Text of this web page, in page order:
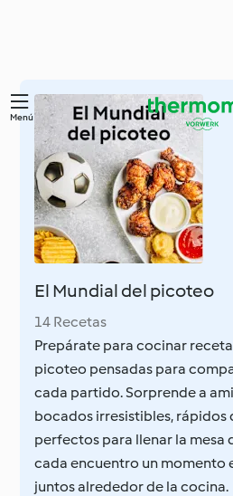
contenido
principal
Menú
El Mundial del picoteo
14 Recetas
Prepárate para cocinar
picoteo pensadas para
cada partido. Sorprende a
bocados irresistibles, rápidos
perfectos para llenar la mesa
cada encuentro un momento
juntos alrededor de la cocina.